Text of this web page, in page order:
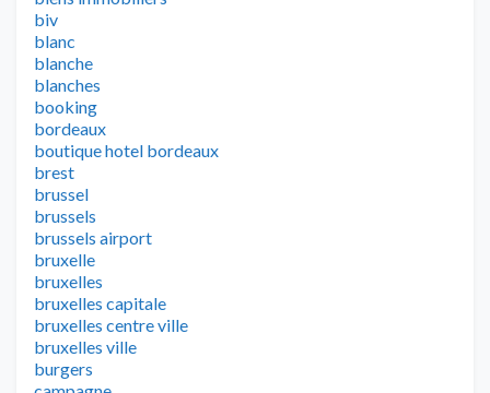
biv
blanc
blanche
blanches
booking
bordeaux
boutique hotel bordeaux
brest
brussel
brussels
brussels airport
bruxelle
bruxelles
bruxelles capitale
bruxelles centre ville
bruxelles ville
burgers